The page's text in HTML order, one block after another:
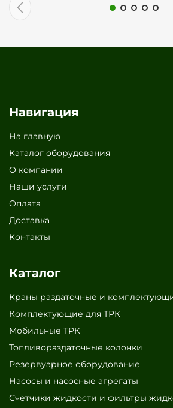
Навигация
На главную
Каталог оборудования
О компании
Наши услуги
Оплата
Доставка
Контакты
Каталог
Краны раздаточные и
Комплектующие для ТРК
Мобильные ТРК
Топливораздаточные колонки
Резервуарное оборудование
Насосы и насосные агрегаты
Счётчики жидкости и фильтры